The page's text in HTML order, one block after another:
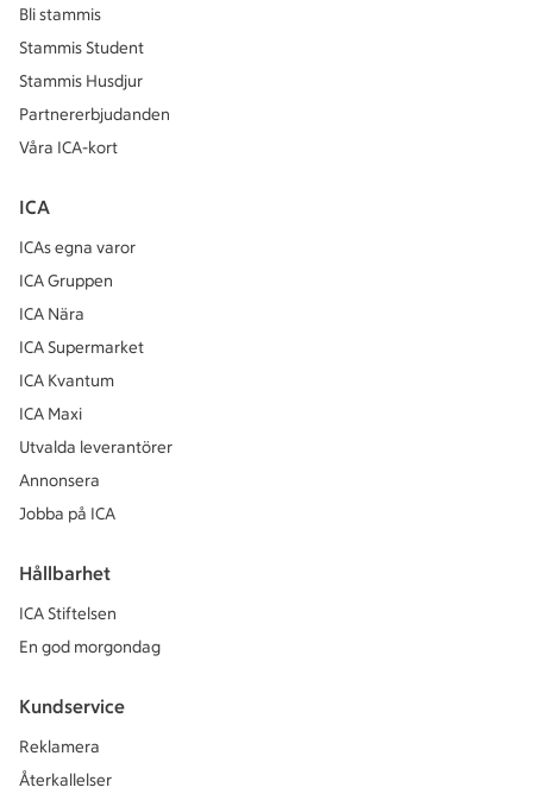
Bli stammis
Stammis Student
Stammis Husdjur
Partnererbjudanden
Våra ICA-kort
ICA
ICAs egna varor
ICA Gruppen
ICA Nära
ICA Supermarket
ICA Kvantum
ICA Maxi
Utvalda leverantörer
Annonsera
Jobba på ICA
Hållbarhet
ICA Stiftelsen
En god morgondag
Kundservice
Reklamera
Återkallelser